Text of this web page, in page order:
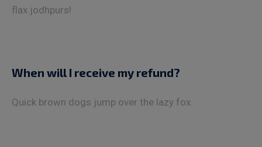
flax jodhpurs!
When will I receive my refund?
Quick brown dogs jump over the lazy fox.